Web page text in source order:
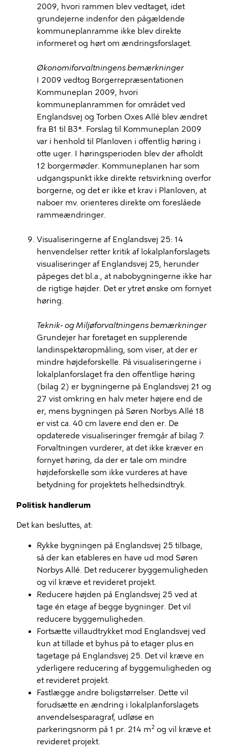
2009, hvori rammen blev vedtaget, idet
grundejerne indenfor den pågældende
kommuneplanramme ikke blev direkte
informeret og hørt om ændringsforslaget.
Økonomiforvaltningensbemærkninger
I 2009 vedtog Borgerrepræsentationen
Kommuneplan 2009, hvori
kommuneplanrammen for området ved
Englandsvej og Torben Oxes Allé blev ændret
fra B1 til B3*. Forslag til Kommuneplan 2009
var i henhold til Planloven i offentlig høring i
otte uger. I høringsperioden blev der afholdt
12 borgermøder. Kommuneplanen har som
udgangspunkt ikke direkte retsvirkning overfor
borgerne, og det er ikke et krav i Planloven, at
naboer mv. orienteres direkte om foreslåede
rammeændringer.
Visualiseringerne af Englandsvej 25: 14
henvendelser retter kritik af lokalplanforslagets
visualiseringer af Englandsvej 25, herunder
påpeges det bl.a., at nabobygningerne ikke har
de rigtige højder. Det er ytret ønske om fornyet
høring.
Teknik- og Miljøforvaltningens bemærkninger
Grundejer har foretaget en supplerende
landinspektøropmåling, som viser, at der er
mindre højdeforskelle. På visualiseringerne i
lokalplanforslaget fra den offentlige høring
(bilag 2) er bygningerne på Englandsvej 21 og
27 vist omkring en halv meter højere end de
er, mens bygningen på Søren Norbys Allé 18
er vist ca. 40 cm lavere end den er. De
opdaterede visualiseringer fremgår af bilag 7.
Forvaltningen vurderer, at det ikke kræver en
fornyet høring, da der er tale om mindre
højdeforskelle som ikke vurderes at have
betydning for projektets helhedsindtryk.
Politisk handlerum
Det kan besluttes, at:
Rykke bygningen på Englandsvej 25 tilbage,
så der kan etableres en have ud mod Søren
Norbys Allé. Det reducerer byggemuligheden
og vil kræve et revideret projekt.
Reducere højden på Englandsvej 25 ved at
tage én etage af begge bygninger. Det vil
reducere byggemuligheden.
Fortsætte villaudtrykket mod Englandsvej ved
kun at tillade et byhus på to etager plus en
tagetage på Englandsvej 25. Det vil kræve en
yderligere reducering af byggemuligheden og
et revideret projekt.
Fastlægge andre boligstørrelser. Dette vil
forudsætte en ændring i lokalplanforslagets
anvendelsesparagraf, udløse en
parkeringsnorm på 1 pr. 214 m2 og vil kræve et
revideret projekt.